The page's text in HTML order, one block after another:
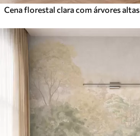
Cena florestal clara com árvores altas